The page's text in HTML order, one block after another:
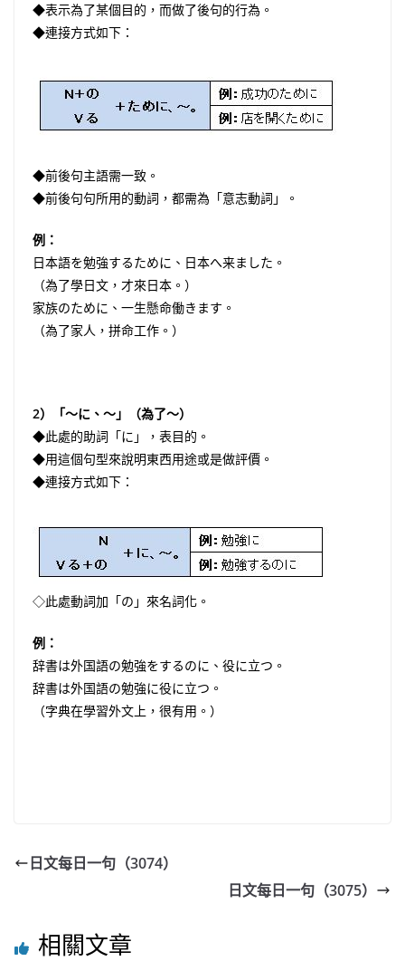
◆表示為了某個目的，而做了後句的行為。
◆連接方式如下：
◆前後句主語需一致。
◆前後句句所用的動詞，都需為「意志動詞」。
例：
日本語を勉強するために、日本へ来ました。
（為了學日文，才來日本。）
家族のために、一生懸命働きます。
（為了家人，拼命工作。）
2）「～に、～」（為了～）
◆此處的助詞「に」，表目的。
◆用這個句型來說明東西用途或是做評價。
◆連接方式如下：
◇此處動詞加「の」來名詞化。
例：
辞書は外国語の勉強をするのに、役に立つ。
辞書は外国語の勉強に役に立つ。
（字典在學習外文上，很有用。）
日文每日一句（3074）
日文每日一句（3075）
相關文章